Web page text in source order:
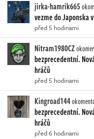
jirka-hamrik665
vezme do Japonska
před 5 hodinami
Nitram1980CZ
bezprecedentní.
hráčů
před 5 hodinami
Kingroad144
bezprecedentní.
hráčů
před 6 hodinami